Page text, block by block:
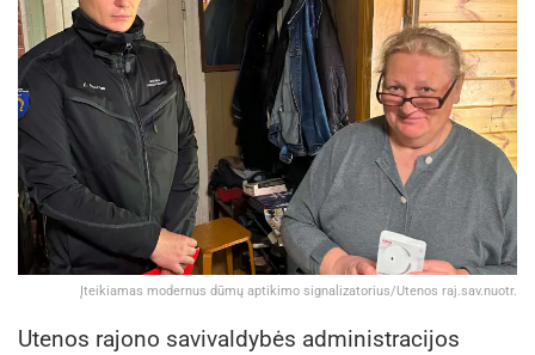
Įteikiamas modernus dūmų aptikimo signalizatorius/Utenos raj.sav.nuotr.
Utenos rajono savivaldybės administracijos